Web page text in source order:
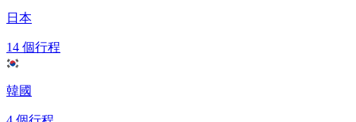
日本
14 個行程
韓國